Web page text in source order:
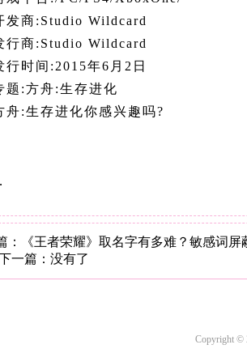
发商:Studio Wildcard
行商:Studio Wildcard
行时间:2015年6月2日
题:方舟:生存进化
舟:生存进化你感兴趣吗?
：
《王者荣耀》取名字有多难？敏感词
一篇：没有了
Copyright ©